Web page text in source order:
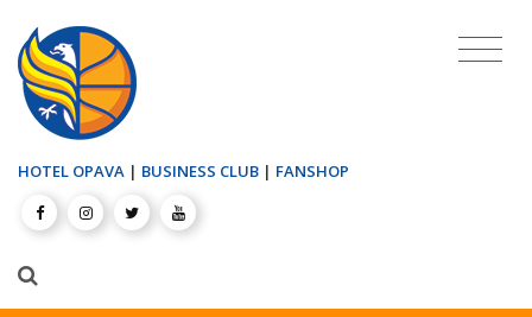
HOTEL OPAVA | BUSINESS CLUB | FANSHOP